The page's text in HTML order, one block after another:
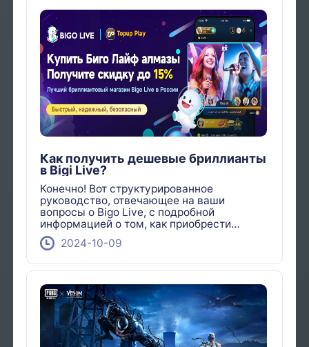
Как получить дешевые бриллианты
в Bigi Live?
Конечно! Вот структурированное
руководство, отвечающее на ваши
вопросы о Bigo Live, с подробной
информацией о том, как приобрести
дешевые бриллианты и пополнить счет с
помощью Topup Play.
2024-10-09